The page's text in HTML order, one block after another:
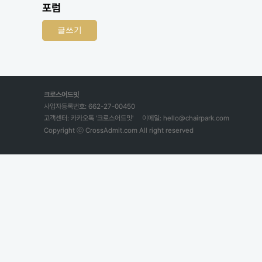
포럼
글쓰기
크로스어드밋
사업자등록번호: 662-27-00450
고객센터: 카카오톡 '크로스어드밋'
이메일: hello@chairpark.com
Copyright ⓒ CrossAdmit.com All right reserved